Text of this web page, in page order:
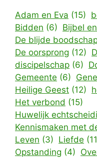
Adam en Eva (15)
Bidden (6) Bijbel
De blijde
De oorsprong (12)
discipelschap (6)
Gemeente (6)
Heilige Geest (12)
Het verbond (15)
Huwelijk
Kennismaken met
Leven (3) Liefde
Opstanding (4)